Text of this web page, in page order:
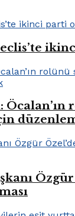
Öcalan’ın